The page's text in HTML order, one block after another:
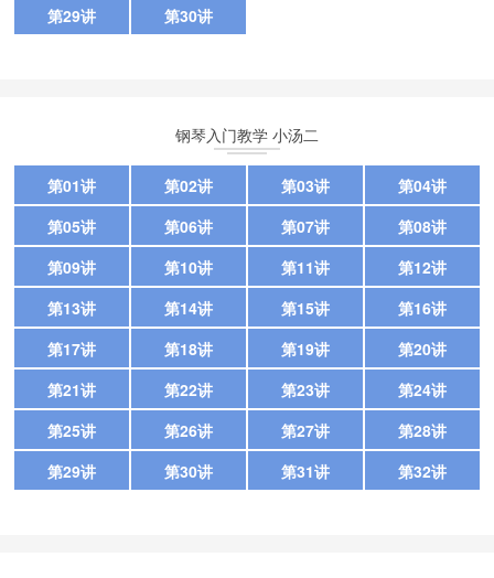
第29讲
第30讲
钢琴入门教学 小汤二
第01讲 第02讲 第03讲
第04讲
第05讲
第06讲 第07讲
第08讲
第09讲
第10讲 第11讲
第12讲
第13讲
第14讲 第15讲
第16讲
第17讲
第18讲 第19讲
第20讲
第21讲
第22讲 第23讲
第24讲
第25讲
第26讲 第27讲
第28讲
第29讲
第30讲 第31讲 第32讲